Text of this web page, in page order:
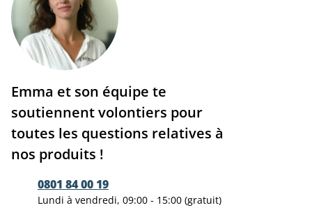
Emma et son équipe te
soutiennent volontiers pour
toutes les questions relatives à
nos produits !
0801 84 00 19
Lundi à vendredi, 09:00 - 15:00 (gratuit)